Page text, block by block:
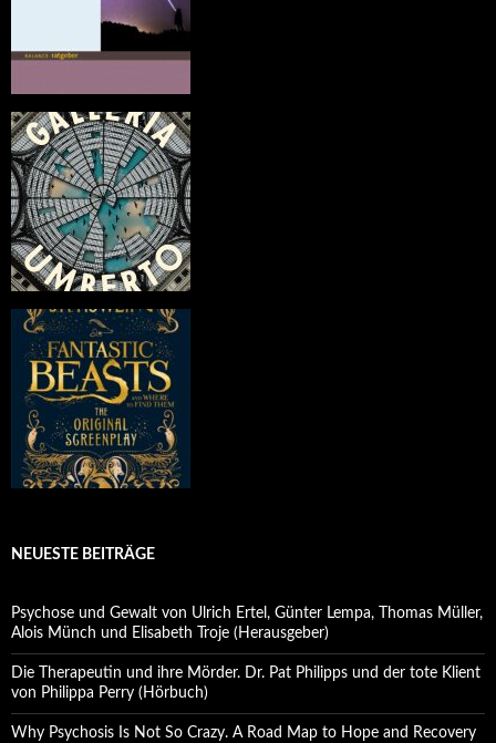
NEUESTE BEITRÄGE
Psychose und Gewalt von Ulrich Ertel, Günter Lempa, Thomas Müller,
Alois Münch und Elisabeth Troje (Herausgeber)
Die Therapeutin und ihre Mörder. Dr. Pat Philipps und der tote Klient
von Philippa Perry (Hörbuch)
Why Psychosis Is Not So Crazy. A Road Map to Hope and Recovery